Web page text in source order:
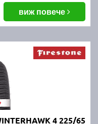
виж повече
4 225/65